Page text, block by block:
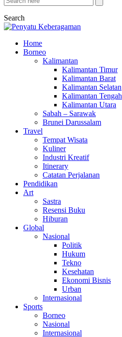
Search
Home
Borneo
Kalimantan
Kalimantan Timur
Kalimantan Barat
Kalimantan Selatan
Kalimantan Tengah
Kalimantan Utara
Sabah – Sarawak
Brunei Darussalam
Travel
Tempat Wisata
Kuliner
Industri Kreatif
Itinerary
Catatan Perjalanan
Pendidikan
Art
Sastra
Resensi Buku
Hiburan
Global
Nasional
Politik
Hukum
Tekno
Kesehatan
Ekonomi Bisnis
Urban
Internasional
Sports
Borneo
Nasional
Internasional